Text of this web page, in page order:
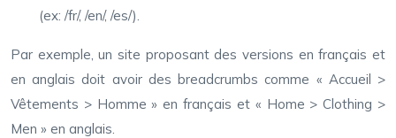
(ex: /fr/, /en/, /es/).
Par exemple, un site proposant des versions en français et
en anglais doit avoir des breadcrumbs comme « Accueil >
Vêtements > Homme » en français et « Home > Clothing >
Men » en anglais.